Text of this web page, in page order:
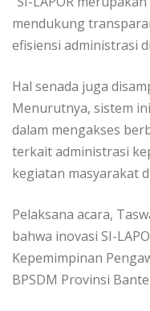
mendukung
efisiensi administrasi
Hal senada juga
Menurutnya, sistem
dalam mengakses
terkait administrasi
kegiatan masyarakat
Pelaksana acara,
bahwa inovasi SI-
Kepemimpinan
BPSDM Provinsi